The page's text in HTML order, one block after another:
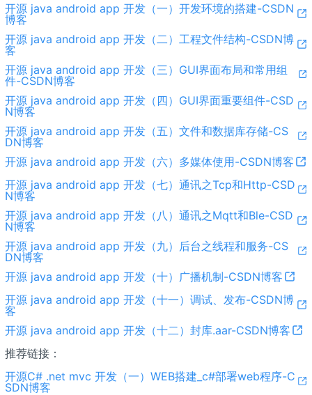
开源 java android app 开发（一）开发环境的搭建-CSDN
博客
开源 java android app 开发（二）工程文件结构-CSDN博
客
开源 java android app 开发（三）GUI界面布局和常用组
件-CSDN博客
开源 java android app 开发（四）GUI界面重要组件-CSD
N博客
开源 java android app 开发（五）文件和数据库存储-CS
DN博客
开源 java android app 开发（六）多媒体使用-CSDN博客
开源 java android app 开发（七）通讯之Tcp和Http-CSD
N博客
开源 java android app 开发（八）通讯之Mqtt和Ble-CSD
N博客
开源 java android app 开发（九）后台之线程和服务-CS
DN博客
开源 java android app 开发（十）广播机制-CSDN博客
开源 java android app 开发（十一）调试、发布-CSDN博
客
开源 java android app 开发（十二）封库.aar-CSDN博客
推荐链接：
开源C# .net mvc 开发（一）WEB搭建_c#部署web程序-C
SDN博客